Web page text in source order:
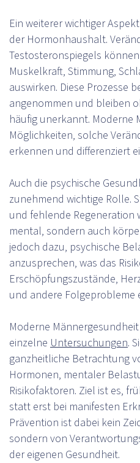
Ein weiterer wichtiger
der Hormonhaushalt.
Testosteronspiegels
Muskelkraft, Stimmung,
auswirken. Diese Prozesse
angenommen und bleiben
häufig unerkannt. Moderne
Möglichkeiten, solche
erkennen und differenziert
Auch die psychische
zunehmend wichtige Rolle.
und fehlende Regeneration
mental, sondern auch
jedoch dazu, psychische
anzusprechen, was das
Erschöpfungszustände,
und andere Folgeprobleme
Moderne
einzelne Untersuchungen.
ganzheitliche Betrachtung
Hormonen, mentaler
Risikofaktoren. Ziel ist es,
statt erst bei manifesten
Prävention ist dabei kein
sondern von
der eigenen Gesundheit.